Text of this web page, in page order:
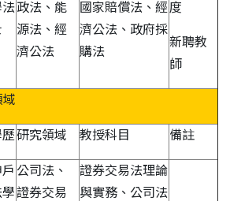
法政法、能
源法、經
濟公法
國家賠償法、經
濟公法、政府採
購法
度
新聘教
師
域
研究領域 教授科目 備註
公司法、
證券交易
證券交易法理論
與實務、公司法